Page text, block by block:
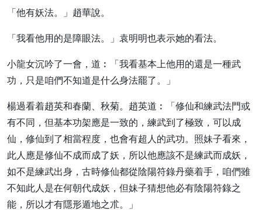
「他有妖法。」趙華說。
「我看他用的是障眼法。」袁明明也表示她的看法。
小龍女沉吟了一會，道︰「我看基本上他用的還是一種武
功，只是咱們不知道是什么身法罷了。」
楊過看着趙英和春蘭、秋菊。趙英道︰「修仙和練武法門或
有不同，但基本功架應是一致的，練武到了極致，可以成
仙，修仙到了相當程度，也會有超人的武功。照妹子看來，
此人應是修仙不成而成了妖，所以他應該不是練武而成妖，
如不是練武出身，古時修仙都從陰陽符錄丹藥着手，咱們雖
不知此人是在何朝代成妖，但妹子猜想他必有陰陽符錄之
能，所以才有隱形遁地之朮。」